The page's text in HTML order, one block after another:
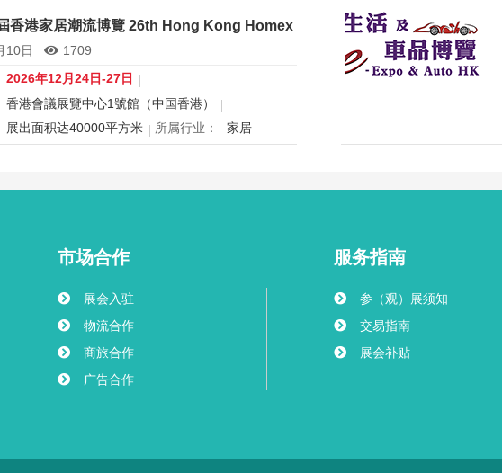
技术学会第十一届青年科学家论坛暨
& Nanoengineering2026 青年科学家研讨会
香港家居潮流博覽 26th Hong Kong Homex
10日
1709
2026年12月24日-27日
香港會議展覽中心1號館（中国香港）
展出面积达40000平方米 所属行业：
家居
一站式家居采购与灵感盛会，欢迎本地家庭与海内
市场合作
展会入驻
物流合作
商旅合作
广告合作
服务指南
参（观）展须知
交易指南
展会补贴